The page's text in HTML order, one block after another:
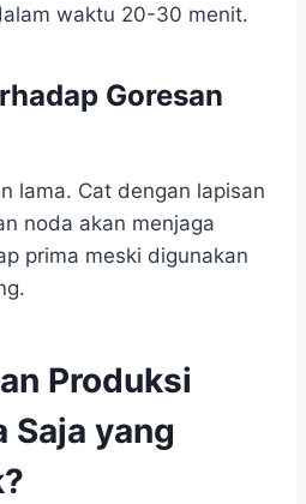
waktu 20-30 menit.
Goresan
lama. Cat dengan lapisan
noda akan menjaga
prima meski digunakan
Produksi
Saja yang